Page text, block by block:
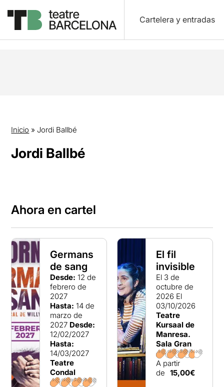
Cartelera y entradas
Inicio » Jordi Ballbé
Jordi Ballbé
Ahora en cartel
Germans
de sang
Desde: 12 de
febrero de
2027
Hasta: 14 de
marzo de
2027 Desde:
12/02/2027
Hasta:
14/03/2027
Teatre
Condal
El fil
invisible
El 3 de
octubre de
2026 El
03/10/2026
Teatre
Kursaal de
Manresa.
Sala Gran
A partir
de 15,00€